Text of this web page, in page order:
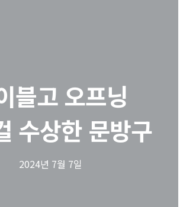
블고 오프닝
수상한 문방구
2024년 7월 7일